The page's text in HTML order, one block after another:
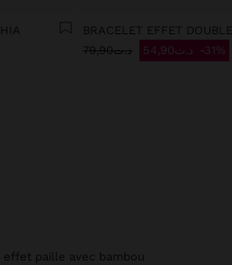
BRACELET EFFET DOUBLE
د.ت79,90 د.ت54,90 31%
effet paille avec bambou